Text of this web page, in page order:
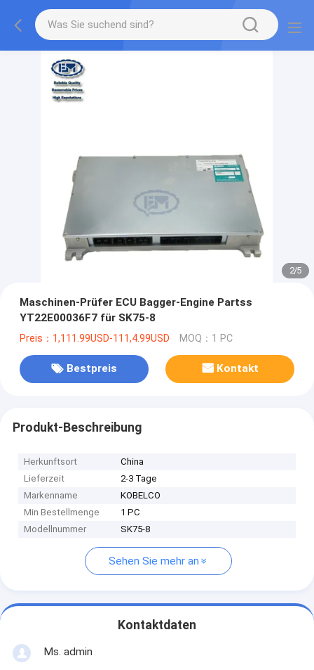
2/5
Maschinen-Prüfer ECU Bagger-Engine Partss
YT22E00036F7 für SK75-8
Preis：1,111.99USD-111,4.99USD MOQ：1 PC
Bestpreis Kontakt
Produkt-Beschreibung
Herkunftsort
China
Lieferzeit
2-3 Tage
Markenname
KOBELCO
Min Bestellmenge
1 PC
Modellnummer
SK75-8
Sehen Sie mehr an
Kontaktdaten
Ms. admin